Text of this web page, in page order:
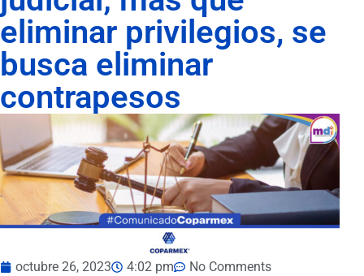
eliminar privilegios, se
busca eliminar
contrapesos
octubre 26, 2023 4:02 pm
No Comments